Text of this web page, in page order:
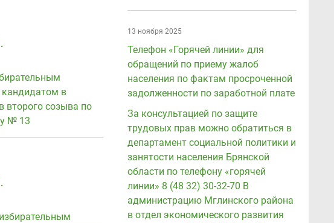
в
второго созыва по
№ 13
13 ноября 2025
Телефон «Горячей линии» для
обращений по приему жалоб
населения по фактам просроченной
задолженности по заработной плате
За консультацией по защите
трудовых прав можно обратиться в
департамент социальной политики и
занятости населения Брянской
области по телефону «горячей
линии» 8 (48 32) 30-32-70 В
администрацию Мглинского района
в отдел экономического развития